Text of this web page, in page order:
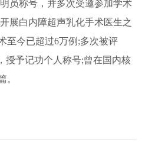
员称号，并多次受邀参加学术
展白内障超声乳化手术医生之
至今已超过6万例;多次被评
授予记功个人称号;曾在国内核
。